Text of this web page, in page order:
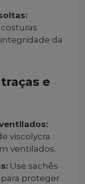
da
e
viscolycra
ventilados.
Use sachês
proteger